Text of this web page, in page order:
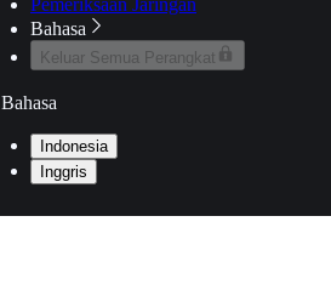
Pemeriksaan Jaringan
Bahasa
Keluar Semua Perangkat
Bahasa
Indonesia
Inggris